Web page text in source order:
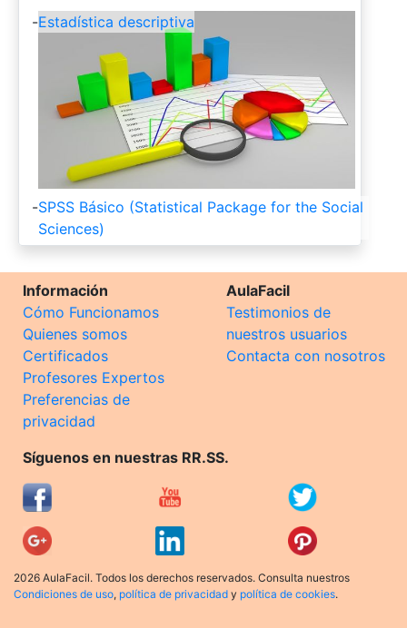
-Estadística descriptiva
-SPSS Básico (Statistical Package for the Social
Sciences)
Información
Cómo Funcionamos
Quienes somos
Certificados
Profesores Expertos
Preferencias de
privacidad
AulaFacil
Testimonios de
nuestros usuarios
Contacta con nosotros
Síguenos en nuestras RR.SS.
2026 AulaFacil. Todos los derechos reservados. Consulta nuestros
Condiciones de uso, política de privacidad y política de cookies.